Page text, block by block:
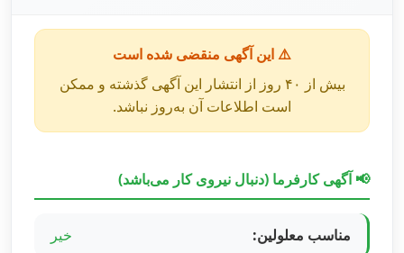
⚠️ این آگهی منقضی شده است
بیش از ۴۰ روز از انتشار این آگهی گذشته و ممکن
است اطلاعات آن به‌روز نباشد.
📢 آگهی کارفرما (دنبال نیروی کار می‌باشد)
مناسب معلولین: خیر